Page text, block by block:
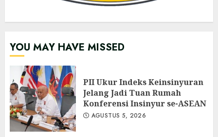
YOU MAY HAVE MISSED
PII Ukur Indeks Keinsinyuran
Jelang Jadi Tuan Rumah
Konferensi Insinyur se-ASEAN
AGUSTUS 5, 2026